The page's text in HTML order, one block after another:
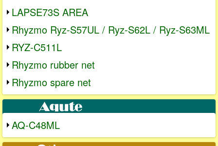
LAPSE73S AREA
Rhyzmo Ryz-S57UL / Ryz-S62L / Ryz-S63ML
RYZ-C511L
Rhyzmo rubber net
Rhyzmo spare net
AQ-C48ML